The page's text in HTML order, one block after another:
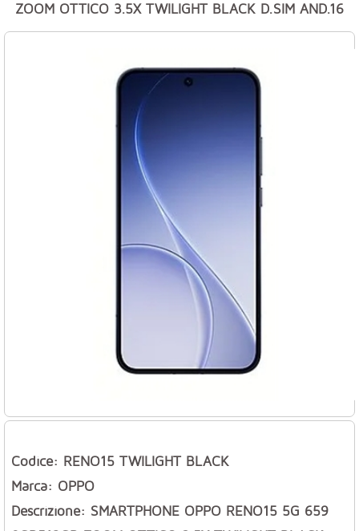
ZOOM OTTICO 3.5X TWILIGHT BLACK D.SIM AND.16
Codice: RENO15 TWILIGHT BLACK
Marca: OPPO
Descrizione: SMARTPHONE OPPO RENO15 5G 659